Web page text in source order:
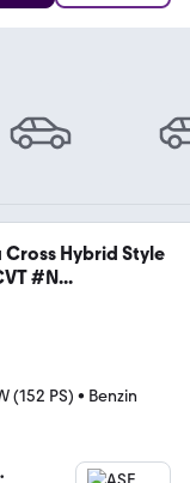
Hybrid Style
#N...
(152 PS) • Benzin